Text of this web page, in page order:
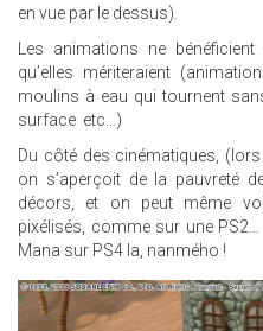
en vue par le dessus).
Les animations ne
qu’elles mériteraient
moulins à eau qui tournent
surface etc…)
Du côté des cinématiques,
on s’aperçoit de la pauvreté
décors, et on peut même
pixélisés, comme sur une
Mana sur PS4 la, nanmého !
23.JPG